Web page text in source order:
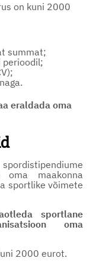
on kuni 2000
summat;
perioodil;
eraldada oma
oma maakonna
sportlike võimete
sportlane
oma
2000 eurot.